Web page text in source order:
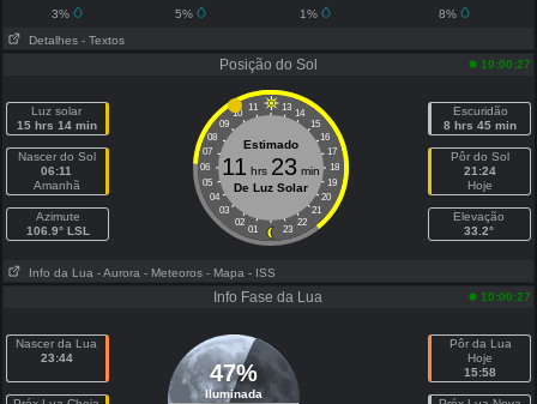
3%
5% 1%
8%
Detalhes - Textos
Posição do Sol 10:00:27
Luz solar
15 hrs 14 min
Nascer do Sol
06:11
Amanhã
Azimute
106.9° LSL
11 13
10
14
09
15
08
16
07
17
06
18
05
19
04
20
03
21
02
22
01 23
Estimado
11 hrs 23min
De Luz Solar
Escuridão
8 hrs 45 min
Pôr do Sol
21:24
Hoje
Elevação
33.2°
Info da Lua - Aurora - Meteoros - Mapa - ISS
Info Fase da Lua 10:00:27
Nascer da Lua
23:44
47%
Iluminada
Pôr da Lua
Hoje
15:58